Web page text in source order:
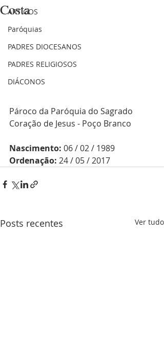
ARTIGOS
Paróquias
PADRES DIOCESANOS
PADRES RELIGIOSOS
DIÁCONOS
Costa
Pároco da Paróquia do Sagrado
Coração de Jesus - Poço Branco
Nascimento: 06 / 02 / 1989
Ordenação: 24 / 05 / 2017
Posts recentes Ver tudo